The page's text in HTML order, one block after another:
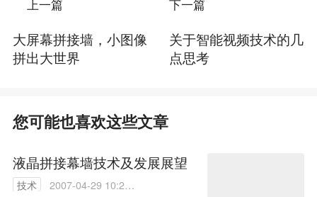
上一篇
大屏幕拼接墙，小图像
拼出大世界
下一篇
关于智能视频技术的几
点思考
您可能也喜欢这些文章
液晶拼接幕墙技术及发展展望
技术
2007-04-29 10:25: